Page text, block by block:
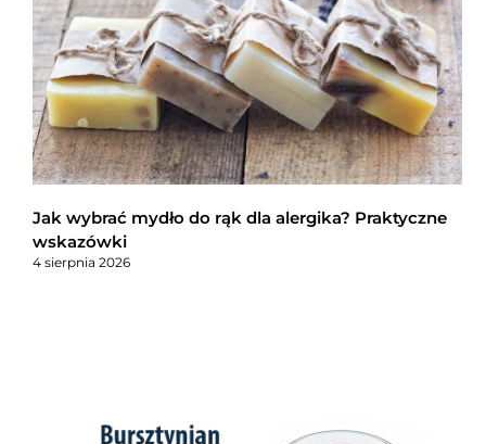
Jak wybrać mydło do rąk dla alergika? Praktyczne
wskazówki
4 sierpnia 2026